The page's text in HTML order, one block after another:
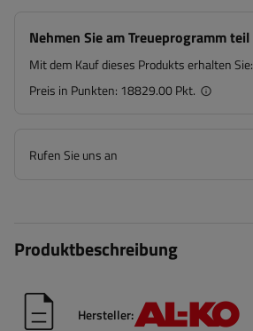
Nehmen Sie am Treueprogramm teil
Mit dem Kauf dieses Produkts erhalten Sie:
Preis in Punkten: 18829.00 Pkt.
Rufen Sie uns an
Produktbeschreibung
Hersteller: